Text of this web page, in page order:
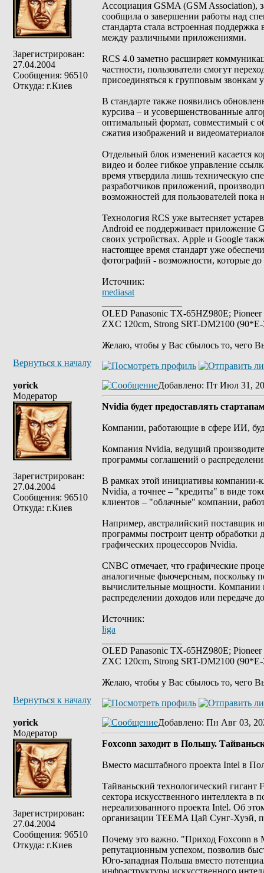
Зарегистрирован:
27.04.2004
Сообщения: 96510
Откуда: г.Киев
Ассоциация GSMA (GSM Association),
сообщила о завершении работы над
стандарта стала встроенная
между различными приложениями.
RCS 4.0 заметно расширяет
частности, пользователи смогут
присоединяться к групповым звонкам
В стандарте также появились
курсива – и усовершенствованные
оптимальный формат, совместимый с
сжатия изображений и
Отдельный блок изменений касается
видео и более гибкое управление
время утвердила лишь техническую
разработчиков приложений,
возможностей для пользователей пока
Технология RCS уже вытесняет
Android ее поддерживает приложение
своих устройствах. Apple и Google
настоящее время стандарт уже
фотографий - возможности, которые
Источник:
mediasat
OLED Panasonic TX-65HZ980E;
ZXC 120cm, Strong SRT-DM2100
Желаю, чтобы у Вас сбылось то, чего
Вернуться к началу
yorick
Модератор
Зарегистрирован:
27.04.2004
Сообщения: 96510
Откуда: г.Киев
Добавлено: Пт Июл 31,
Nvidia будет предоставлять
Компании, работающие в сфере ИИ,
Компания Nvidia, ведущий
программы соглашений о
В рамках этой инициативы компании-
Nvidia, а точнее – "кредиты" в виде
клиентов – "облачные" компании,
Например, австралийский поставщик
программы построит центр обработки
графических процессоров Nvidia.
CNBC отмечает, что графические
аналогичные фьючерсным, поскольку
вычислительные мощности. Компании
распределении доходов или передаче
Источник:
liga
OLED Panasonic TX-65HZ980E;
ZXC 120cm, Strong SRT-DM2100
Желаю, чтобы у Вас сбылось то, чего
Вернуться к началу
yorick
Модератор
Зарегистрирован:
27.04.2004
Сообщения: 96510
Откуда: г.Киев
Добавлено: Пн Авг 03,
Foxconn заходит в Польшу.
Вместо масштабного проекта Intel в
Тайваньский технологический гигант
сектора искусственного интеллекта в
нереализованного проекта Intel. Об
организации TEEMA Цай Сунг-Хуэй,
Почему это важно. "Приход Foxconn в
репутационным успехом, позволив
Юго-западная Польша вместо
инфраструктуры искусственного